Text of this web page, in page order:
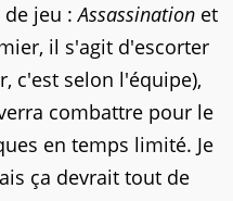
de jeu :Assassination et
il s'agit d'escorter
c'est selon l'équipe),
combattre pour le
en temps limité. Je
ça devrait tout de